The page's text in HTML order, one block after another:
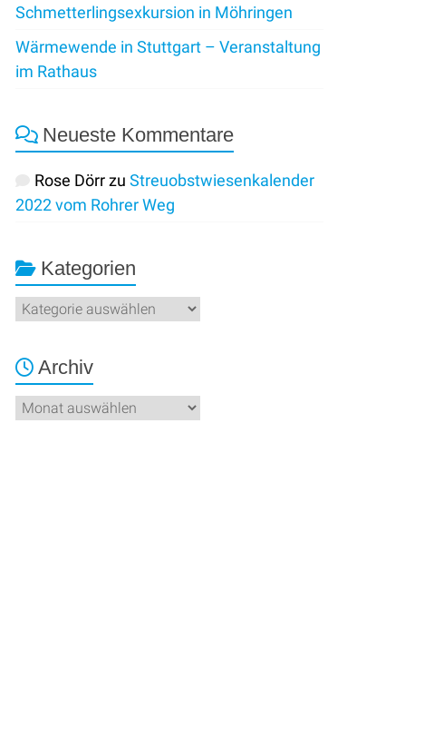
Schmetterlingsexkursion in Möhringen
Wärmewende in Stuttgart – Veranstaltung
im Rathaus
Neueste Kommentare
Rose DörrzuStreuobstwiesenkalender
2022 vom Rohrer Weg
Kategorien
Kategorien
Archiv
Archiv